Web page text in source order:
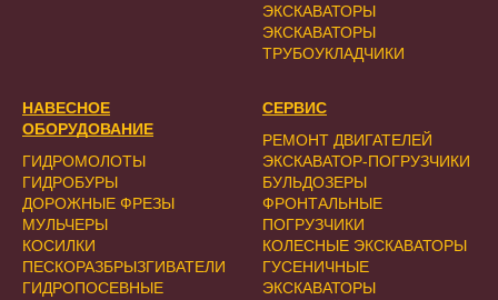
НАВЕСНОЕ
ОБОРУДОВАНИЕ
ГИДРОМОЛОТЫ
ГИДРОБУРЫ
ДОРОЖНЫЕ ФРЕЗЫ
МУЛЬЧЕРЫ
КОСИЛКИ
ПЕСКОРАЗБРЫЗГИВАТЕЛИ
ГИДРОПОСЕВНЫЕ
ЭКСКАВАТОРЫ
ЭКСКАВАТОРЫ
ТРУБОУКЛАДЧИКИ
СЕРВИС
РЕМОНТ ДВИГАТЕЛЕЙ
ЭКСКАВАТОР-ПОГРУЗЧИКИ
БУЛЬДОЗЕРЫ
ФРОНТАЛЬНЫЕ
ПОГРУЗЧИКИ
КОЛЕСНЫЕ ЭКСКАВАТОРЫ
ГУСЕНИЧНЫЕ
ЭКСКАВАТОРЫ